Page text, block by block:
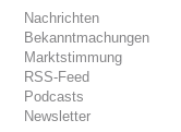
Nachrichten
Bekanntmachungen
Marktstimmung
RSS-Feed
Podcasts
Newsletter